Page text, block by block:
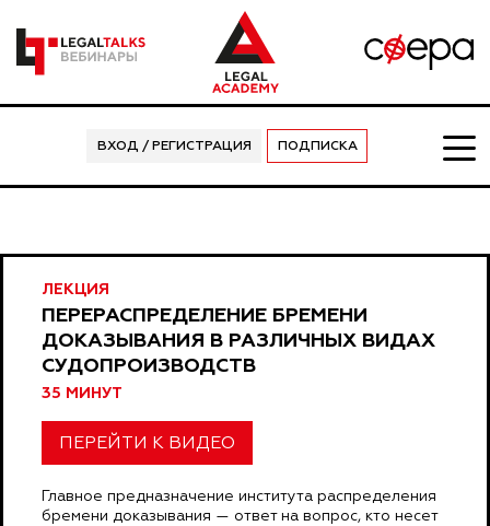
ВХОД / РЕГИСТРАЦИЯ ПОДПИСКА
ЛЕКЦИЯ
ПЕРЕРАСПРЕДЕЛЕНИЕ БРЕМЕНИ
ДОКАЗЫВАНИЯ В РАЗЛИЧНЫХ ВИДАХ
СУДОПРОИЗВОДСТВ
35 МИНУТ
ПЕРЕЙТИ К ВИДЕО
Главное предназначение института распределения
бремени доказывания — ответ на вопрос, кто несет